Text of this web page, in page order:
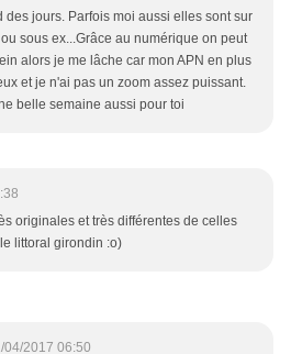
des jours. Parfois moi aussi elles sont sur
sous ex...Grâce au numérique on peut
alors je me lâche car mon APN en plus
et je n'ai pas un zoom assez puissant.
belle semaine aussi pour toi
originales et très différentes de celles
littoral girondin :o)
04/2017 06:50